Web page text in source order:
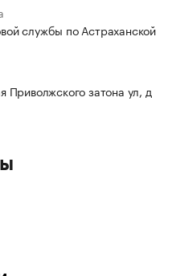
службы по Астраханской
Приволжского затона ул, д